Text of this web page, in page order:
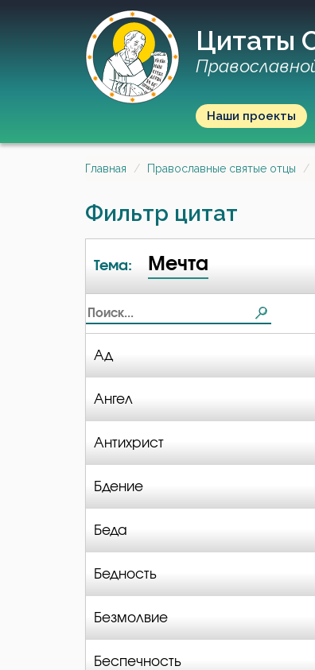
Цитаты
Наши проекты
Главная Православные святые отцы
Фильтр цитат
Тема: Мечта
Ад
Ангел
Антихрист
Бдение
Беда
Бедность
Безмолвие
Беспечность